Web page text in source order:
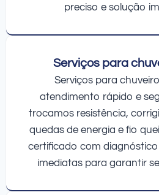
preciso e solução
Serviços para
Serviços para
atendimento rápido e
trocamos resistência,
quedas de energia e fio
certificado com
imediatas para garantir